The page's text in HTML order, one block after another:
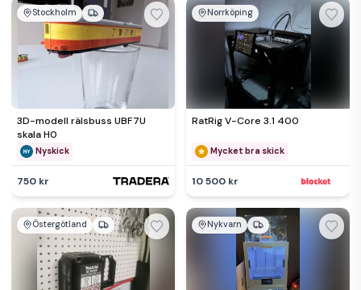
Stockholm
3D-modell rälsbuss UBF7U
skala H0
Nyskick
750 kr
Norrköping
RatRig V-Core 3.1 400
Mycket bra skick
10 500 kr
Östergötland Nykvarn